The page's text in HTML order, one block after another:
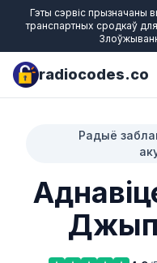
Гэты сэрвіс прызначаны
транспартных сродкаў
radiocodes.co
Радыё
Джып